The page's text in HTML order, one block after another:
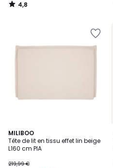
4,8
/
MILIBOO
Tête de lit en tissu effet lin beige
L160 cm PIA
219,99 €